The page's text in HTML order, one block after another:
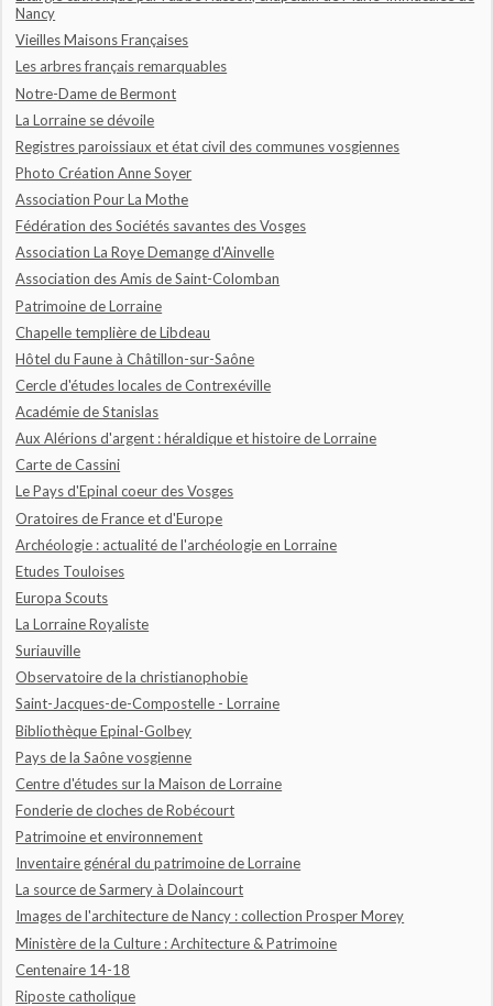
Nancy
Vieilles Maisons Françaises
Les arbres français remarquables
Notre-Dame de Bermont
La Lorraine se dévoile
Registres paroissiaux et état civil des communes vosgiennes
Photo Création Anne Soyer
Association Pour La Mothe
Fédération des Sociétés savantes des Vosges
Association La Roye Demange d'Ainvelle
Association des Amis de Saint-Colomban
Patrimoine de Lorraine
Chapelle templière de Libdeau
Hôtel du Faune à Châtillon-sur-Saône
Cercle d'études locales de Contrexéville
Académie de Stanislas
Aux Alérions d'argent : héraldique et histoire de Lorraine
Carte de Cassini
Le Pays d'Epinal coeur des Vosges
Oratoires de France et d'Europe
Archéologie : actualité de l'archéologie en Lorraine
Etudes Touloises
Europa Scouts
La Lorraine Royaliste
Suriauville
Observatoire de la christianophobie
Saint-Jacques-de-Compostelle - Lorraine
Bibliothèque Epinal-Golbey
Pays de la Saône vosgienne
Centre d'études sur la Maison de Lorraine
Fonderie de cloches de Robécourt
Patrimoine et environnement
Inventaire général du patrimoine de Lorraine
La source de Sarmery à Dolaincourt
Images de l'architecture de Nancy : collection Prosper Morey
Ministère de la Culture : Architecture & Patrimoine
Centenaire 14-18
Riposte catholique